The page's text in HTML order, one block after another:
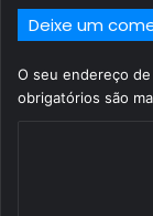
Deixe um
O seu endereço
obrigatórios são